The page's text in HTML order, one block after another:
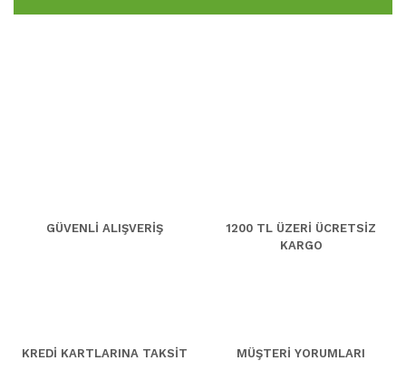
GÜVENLİ ALIŞVERİŞ
1200 TL ÜZERİ ÜCRETSİZ
KARGO
KREDİ KARTLARINA TAKSİT MÜŞTERİ YORUMLARI